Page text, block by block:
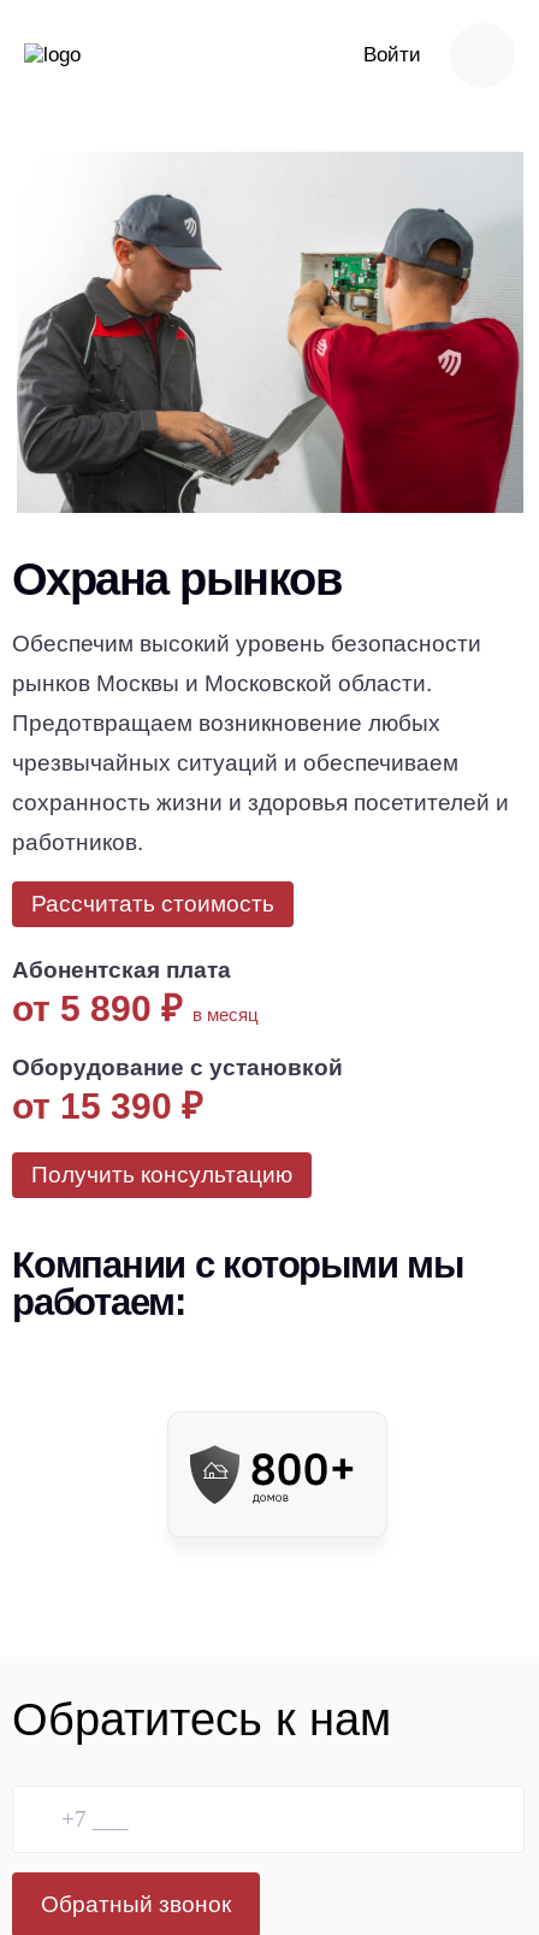
Войти
Охрана рынков
Обеспечим высокий уровень безопасности
рынков Москвы и Московской области.
Предотвращаем возникновение любых
чрезвычайных ситуаций и обеспечиваем
сохранность жизни и здоровья посетителей и
работников.
Рассчитать стоимость
Абонентская плата
от 5 890 ₽ в месяц
Оборудование с установкой
от 15 390 ₽
Получить консультацию
Компании с которыми мы
работаем:
Обратитесь к нам
Обратный звонок